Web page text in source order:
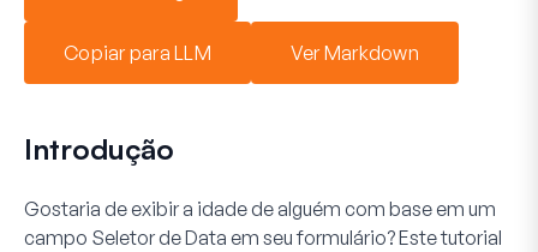
Copiar para LLM Ver Markdown
Introdução
Gostaria de exibir a idade de alguém com base em um
campo Seletor de Data em seu formulário? Este tutorial